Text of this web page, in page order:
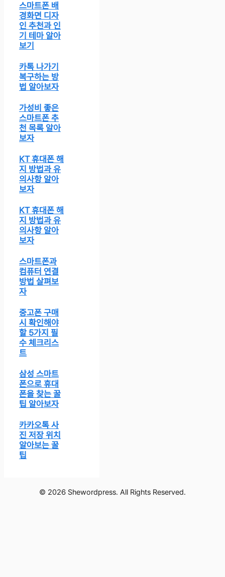
스마트폰 배
경화면 디자
인 추천과 인
기 테마 알아
보기
카톡 나가기
복구하는 방
법 알아보자
가성비 좋은
스마트폰 추
천 목록 알아
보자
KT 휴대폰 해
지 방법과 유
의사항 알아
보자
KT 휴대폰 해
지 방법과 유
의사항 알아
보자
스마트폰과
컴퓨터 연결
방법 살펴보
자
중고폰 구매
시 확인해야
할 5가지 필
수 체크리스
트
삼성 스마트
폰으로 휴대
폰을 찾는 꿀
팁 알아보자
카카오톡 사
진 저장 위치
알아보는 꿀
팁
© 2026 Shewordpress. All Rights Reserved.